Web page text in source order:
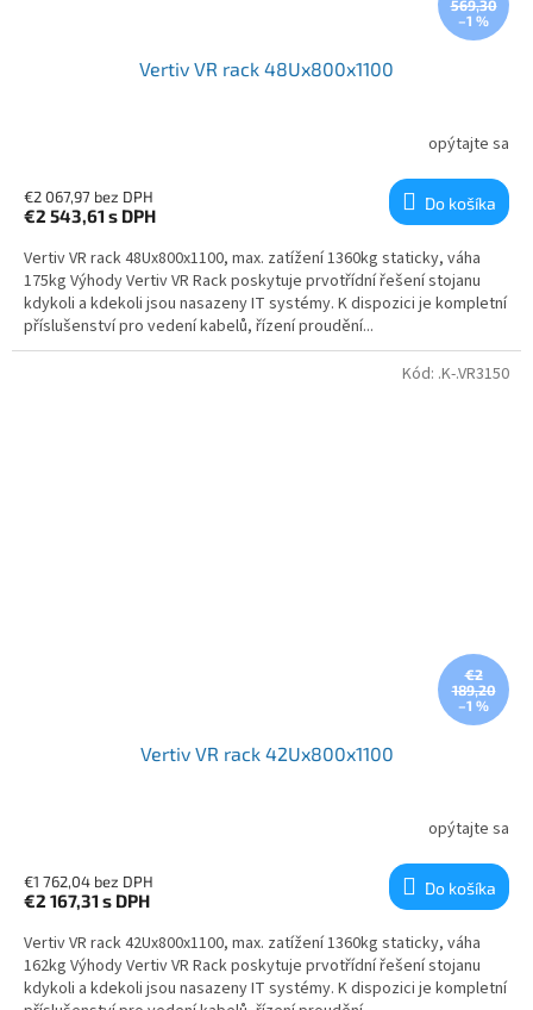
569,30
–1 %
Vertiv VR rack 48Ux800x1100
opýtajte sa
€2 067,97 bez DPH
€2 543,61 s DPH
Do košíka
Vertiv VR rack 48Ux800x1100, max. zatížení 1360kg staticky, váha
175kg Výhody Vertiv VR Rack poskytuje prvotřídní řešení stojanu
kdykoli a kdekoli jsou nasazeny IT systémy. K dispozici je kompletní
příslušenství pro vedení kabelů, řízení proudění...
€2
189,20
–1 %
Vertiv VR rack 42Ux800x1100
opýtajte sa
€1 762,04 bez DPH
€2 167,31 s DPH
Do košíka
Vertiv VR rack 42Ux800x1100, max. zatížení 1360kg staticky, váha
162kg Výhody Vertiv VR Rack poskytuje prvotřídní řešení stojanu
kdykoli a kdekoli jsou nasazeny IT systémy. K dispozici je kompletní
Kód: .K-.VR3150